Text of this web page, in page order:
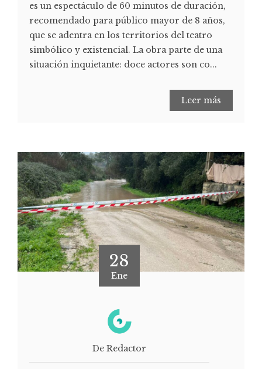
es un espectáculo de 60 minutos de duración,
recomendado para público mayor de 8 años,
que se adentra en los territorios del teatro
simbólico y existencial. La obra parte de una
situación inquietante: doce actores son co...
Leer más
28
Ene
De Redactor